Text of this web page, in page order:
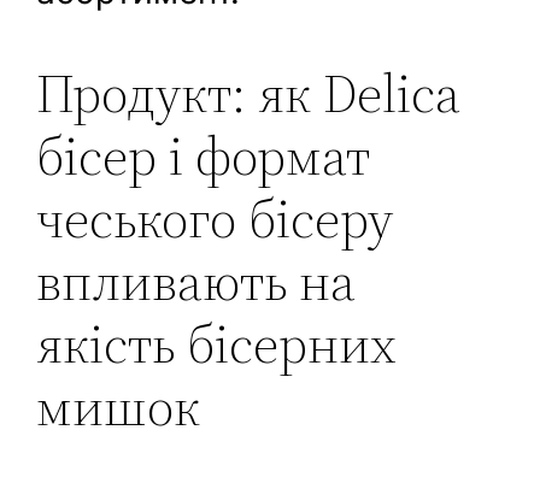
Продукт: як Delica
бісер і формат
чеського бісеру
впливають на
якість бісерних
мишок